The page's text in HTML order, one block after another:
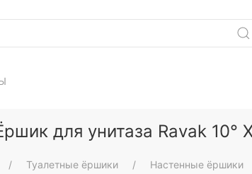
для унитаза Ravak 10°
Туалетные ёршики Настенные ёршики